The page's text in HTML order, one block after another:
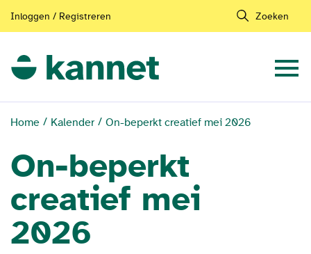
Inloggen / Registreren Zoeken
Home Kalender On-beperkt creatief mei 2026
On-beperkt
creatief mei
2026